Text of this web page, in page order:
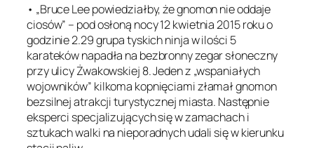
• „Bruce Lee powiedziałby, że gnomon nie oddaje
ciosów” – pod osłoną nocy 12 kwietnia 2015 roku o
godzinie 2.29 grupa tyskich ninja w ilości 5
karateków napadła na bezbronny zegar słoneczny
przy ulicy Żwakowskiej 8. Jeden z „wspaniałych
wojowników” kilkoma kopnięciami złamał gnomon
bezsilnej atrakcji turystycznej miasta. Następnie
eksperci specjalizujących się w zamachach i
sztukach walki na nieporadnych udali się w kierunku